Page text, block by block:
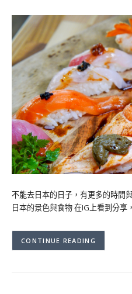
不能去日本的日子，有更多的時間
日本的景色與食物 在IG上看到分
CONTINUE READING